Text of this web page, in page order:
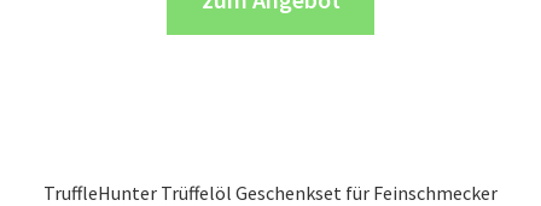
TruffleHunter Trüffelöl Geschenkset für Feinschmecker